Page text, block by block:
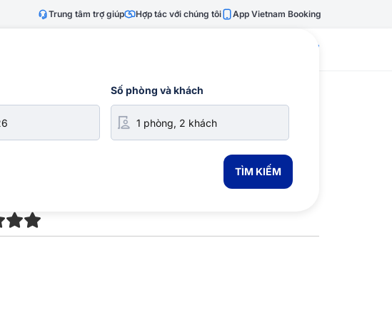
Trung tâm trợ giúp Hợp tác với chúng tôi App Vietnam Booking
028 7303 6167
Số phòng và khách
TÌM KIẾM